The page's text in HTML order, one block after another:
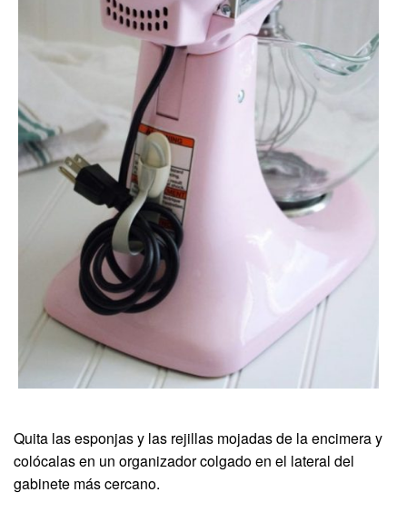
Quita las esponjas y las rejillas mojadas de la encimera y
colócalas en un organizador colgado en el lateral del
gabinete más cercano.